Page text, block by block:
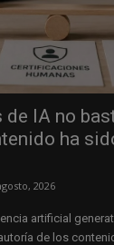
IA no
ha
2026
artificial
de los